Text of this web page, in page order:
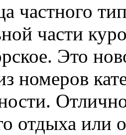
частного
части
Это
номеров
отдыха или